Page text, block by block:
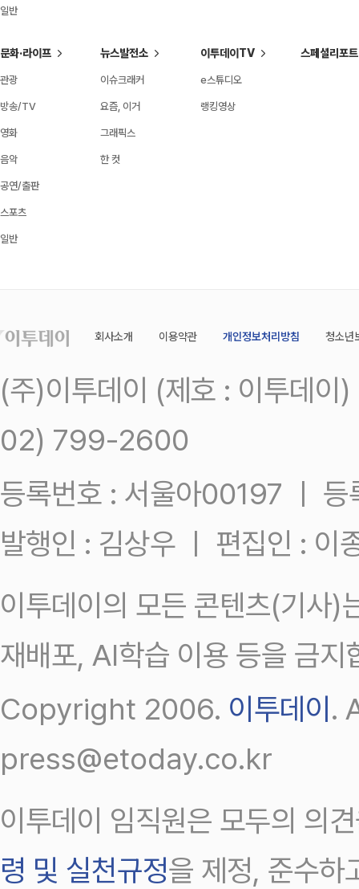
일반
문화·라이프
관광
방송/TV
영화
음악
공연/출판
스포츠
일반
뉴스발전소
이슈크래커
요즘, 이거
그래픽스
한 컷
이투데이TV
e스튜디오
랭킹영상
스페셜리포트
회사소개 이용약관 개인정보처리방침 청소년
(주)이투데이 (제호 : 이투데
02) 799-2600
등록번호 : 서울아00197 ㅣ
발행인 : 김상우 ㅣ 편집인 : 이
이투데이의 모든 콘텐츠(기사)
재배포, AI학습 이용 등을 금지
Copyright 2006. 이투데이.
press@etoday.co.kr
이투데이 임직원은 모두의 의
령 및 실천규정을 제정, 준수하